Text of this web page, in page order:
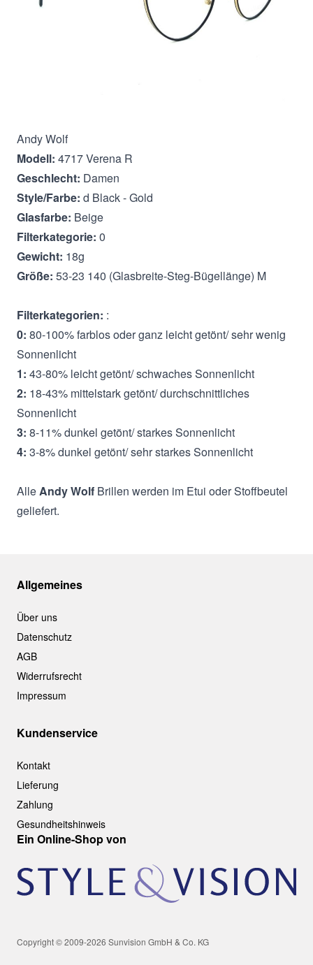
Andy Wolf
Modell: 4717 Verena R
Geschlecht: Damen
Style/Farbe: d Black - Gold
Glasfarbe: Beige
Filterkategorie: 0
Gewicht: 18g
Größe: 53-23 140 (Glasbreite-Steg-Bügellänge) M
Filterkategorien: :
0: 80-100% farblos oder ganz leicht getönt/ sehr wenig
Sonnenlicht
1: 43-80% leicht getönt/ schwaches Sonnenlicht
2: 18-43% mittelstark getönt/ durchschnittliches
Sonnenlicht
3: 8-11% dunkel getönt/ starkes Sonnenlicht
4: 3-8% dunkel getönt/ sehr starkes Sonnenlicht
AlleAndy Wolf Brillen werden im Etui oder Stoffbeutel
geliefert.
Allgemeines
Über uns
Datenschutz
AGB
Widerrufsrecht
Impressum
Kundenservice
Kontakt
Lieferung
Zahlung
Gesundheitshinweis
Ein Online-Shop von
Copyright © 2009-2026 Sunvision GmbH & Co. KG